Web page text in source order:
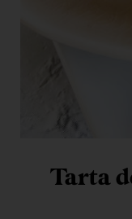
Tarta